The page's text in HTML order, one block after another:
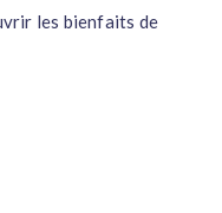
les bienfaits de